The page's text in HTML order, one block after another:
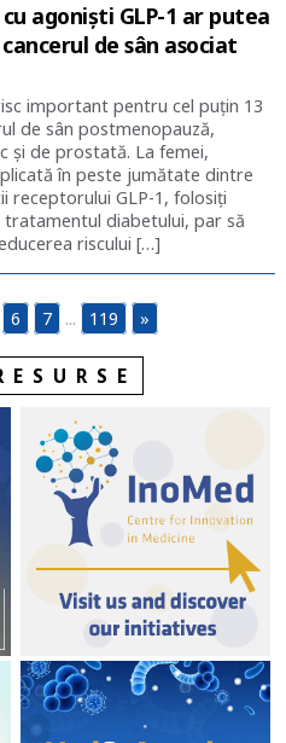
agoniști GLP-1 ar putea
de sân asociat
important pentru cel puțin 13
de sân postmenopauză,
și de prostată. La femei,
în peste jumătate dintre
receptorului GLP-1, folosiți
diabetului, par să
riscului […]
6 7 ... 119 »